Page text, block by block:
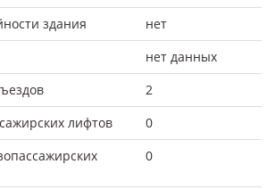
здания
нет
нет данных
2
лифтов
0
0